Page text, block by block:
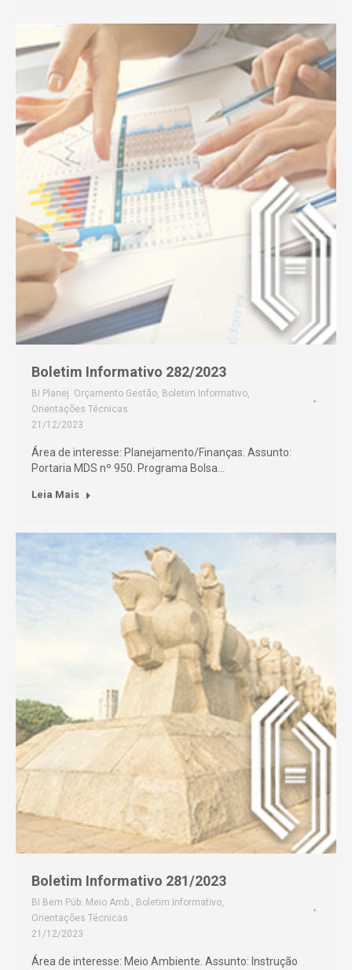
Boletim Informativo 282/2023
BI Planej. Orçamento Gestão, Boletim Informativo,
Orientações Técnicas
21/12/2023
Área de interesse: Planejamento/Finanças. Assunto:
Portaria MDS nº 950. Programa Bolsa…
Leia Mais
Boletim Informativo 281/2023
BI Bem Púb. Meio Amb., Boletim Informativo,
Orientações Técnicas
21/12/2023
Área de interesse: Meio Ambiente. Assunto: Instrução